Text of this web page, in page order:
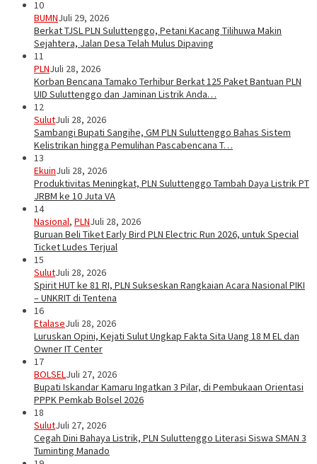
10
BUMNJuli 29, 2026
Berkat TJSL PLN Suluttenggo, Petani Kacang Tilihuwa Makin
Sejahtera, Jalan Desa Telah Mulus Dipaving
11
PLNJuli 28, 2026
Korban Bencana Tamako Terhibur Berkat 125 Paket Bantuan PLN
UID Suluttenggo dan Jaminan Listrik Anda…
12
SulutJuli 28, 2026
Sambangi Bupati Sangihe, GM PLN Suluttenggo Bahas Sistem
Kelistrikan hingga Pemulihan Pascabencana T…
13
EkuinJuli 28, 2026
Produktivitas Meningkat, PLN Suluttenggo Tambah Daya Listrik PT
JRBM ke 10 Juta VA
14
Nasional, PLNJuli 28, 2026
Buruan Beli Tiket Early Bird PLN Electric Run 2026, untuk Special
Ticket Ludes Terjual
15
SulutJuli 28, 2026
Spirit HUT ke 81 RI, PLN Sukseskan Rangkaian Acara Nasional PIKI
– UNKRIT di Tentena
16
EtalaseJuli 28, 2026
Luruskan Opini, Kejati Sulut Ungkap Fakta Sita Uang 18 M EL dan
Owner IT Center
17
BOLSELJuli 27, 2026
Bupati Iskandar Kamaru Ingatkan 3 Pilar, di Pembukaan Orientasi
PPPK Pemkab Bolsel 2026
18
SulutJuli 27, 2026
Cegah Dini Bahaya Listrik, PLN Suluttenggo Literasi Siswa SMAN 3
Tuminting Manado